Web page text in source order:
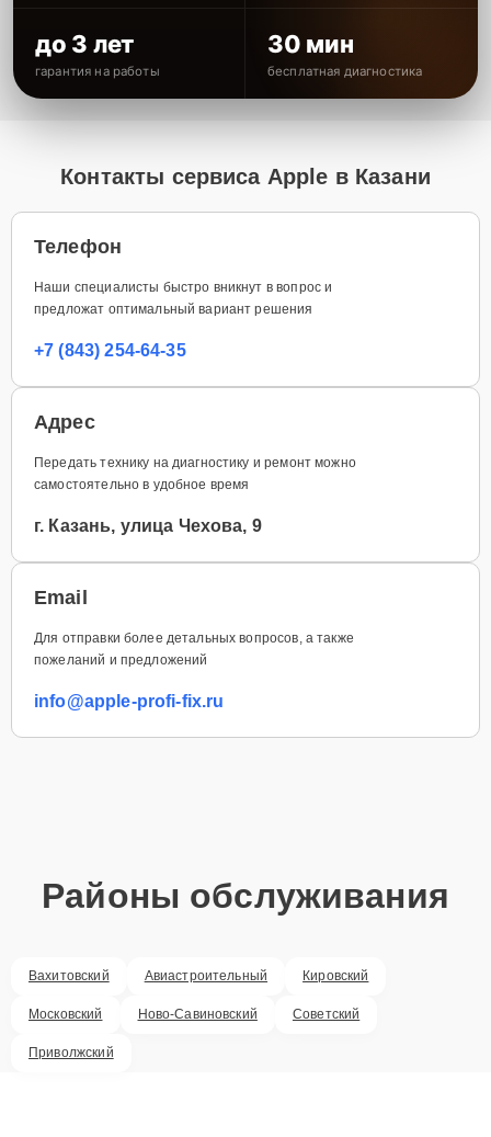
до 3 лет
гарантия на работы
30 мин
бесплатная диагностика
Контакты сервиса Apple в Казани
Телефон
Наши специалисты быстро вникнут в вопрос и
предложат оптимальный вариант решения
+7 (843) 254-64-35
Адрес
Передать технику на диагностику и ремонт можно
самостоятельно в удобное время
г. Казань, улица Чехова, 9
Email
Для отправки более детальных вопросов, а также
пожеланий и предложений
info@apple-profi-fix.ru
Районы обслуживания
Вахитовский Авиастроительный Кировский
Московский Ново-Савиновский Советский
Приволжский